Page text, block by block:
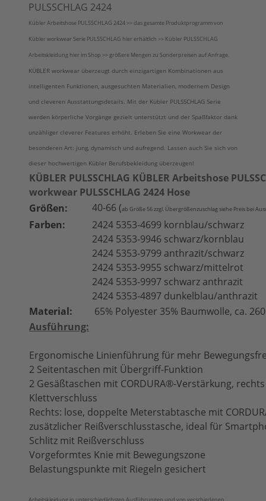
PULSSCHLAG 2424
Kübler Arbeitshose PULSSCHLAG 2424 >> das gesamte Produktprogramm von
Kübler workwear Serie PULSSCHLAG hier erhältlich >> Kübler PULSSCHLAG
Arbeitskleidung hier im Shop >> größere Mengen zu Sonderpreisen auf Anfrage.
KÜBLER workwear überzeugt durch einzigartigen Kombinationen aus
intelligenten Funktionen, ausgesuchten Materialien, modernem Design
und cleveren Ausstattungsdetails. Mit der Kübler PULSSCHLAG Serie
werden körperliche Vorgänge gezielt unterstützt und der Spaßfaktor dank
unzähliger cleverer Features erhöht. Erleben Sie eine Workwear der
besonderen Art: jung, dynamisch und aufregend. Lassen auch Sie sich von
dieser hochwertigen Kübler Berufsbekleidung überzeugen!
KÜBLER PULSSCHLAG KÜBLER Arbeitshose
workwear PULSSCHLAG 2424 Hose
Größen:
40-66 (ab Größe 56 zzgl. Übergrößenzuschlag siehe Preis bei
Farben:
2424 5353-4699 kornblau/schwarz
2424 5353-9946 schwarz/kornblau
2424 5353-9799 anthrazit/schwarz
2424 5353-9955 schwarz/mittelrot
2424 5353-9997 schwarz anthrazit
2424 5353-4897 dunkelblau/anthrazit
Material:
65% Polyester 35% Baumwolle, ca.
Ausführung:
Ergonomische Linienführung für mehr
2 Seitentaschen mit Übergriff-Funktion
2 Gesäßtaschen mit CORDURA®-Verstärkung,
Klettverschluss
Rechts: lose, doppelte Meterstabtasche mit
zusätzlicher Reißverschlusstasche, ideal für
Schlitz mit Reißverschluss
Vorgeformtes Knie mit Bewegungszone
Belastungspunkte mit Riegeln gesichert